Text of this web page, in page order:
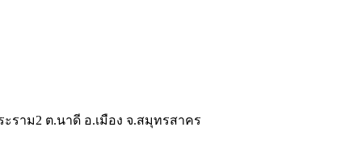
ราม2 ต.นาดี อ.เมือง จ.สมุทรสาคร